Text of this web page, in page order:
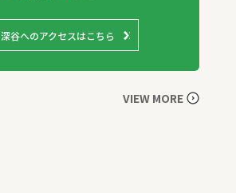
深谷へのアクセスはこちら
VIEW MORE